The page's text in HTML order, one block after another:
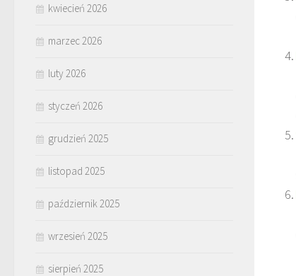
kwiecień 2026
marzec 2026
luty 2026
styczeń 2026
grudzień 2025
listopad 2025
październik 2025
wrzesień 2025
sierpień 2025